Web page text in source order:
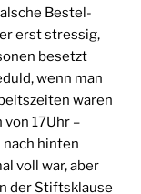
Bestel­
erst stres­sig,
besetzt
wenn man
waren
von 17Uhr –
nach hin­ten
voll war, aber
der Stifts­klau­se